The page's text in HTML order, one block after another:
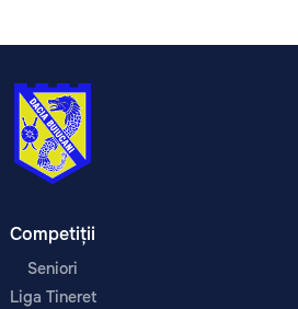
Competiții
Seniori
Liga Tineret